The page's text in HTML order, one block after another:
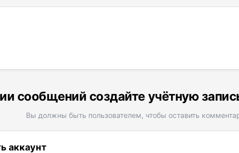
сообщений создайте учётную
Вы должны быть пользователем, чтобы оставить
аккаунт